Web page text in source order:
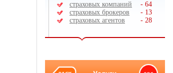
страховых компаний - 64
страховых брокеров
- 13
страховых агентов
- 28